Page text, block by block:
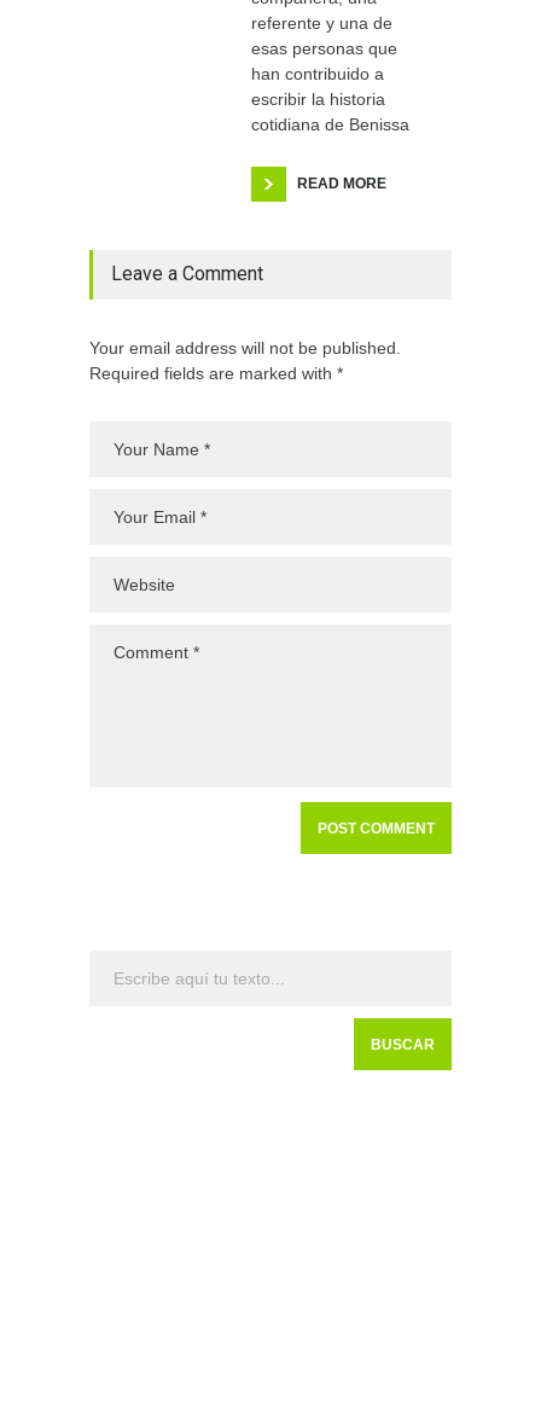
referente y una de
esas personas que
han contribuido a
escribir la historia
cotidiana de Benissa
READ MORE
Leave a Comment
Your email address will not be published.
Required fields are marked with *